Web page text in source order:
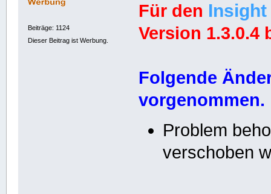
Beiträge: 1124
Dieser Beitrag ist Werbung.
Für den
Version 1.3.0.4
Folgende
vorgenommen.
Problem
verschoben